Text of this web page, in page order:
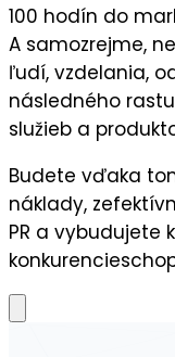
100 hodín do
A samozrejme,
ľudí, vzdelania,
následného
služieb a
Budete vďaka
náklady,
PR a vybudujete